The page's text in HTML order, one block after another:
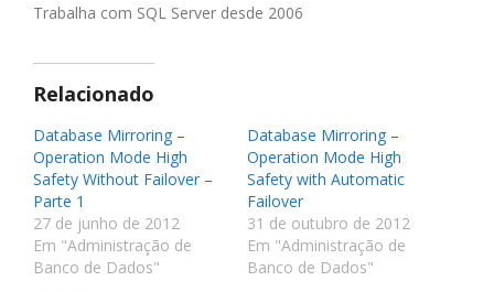
Trabalha com SQL Server desde 2006
Relacionado
Database Mirroring –
Operation Mode High
Safety Without Failover –
Parte 1
27 de junho de 2012
Em "Administração de
Banco de Dados"
Database Mirroring –
Operation Mode High
Safety with Automatic
Failover
31 de outubro de 2012
Em "Administração de
Banco de Dados"